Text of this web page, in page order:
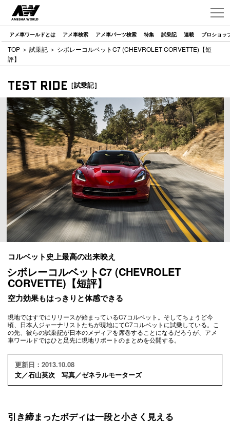
アメ車ワールドとは アメ車検索 アメ車パーツ検索 特集 試乗記 連載 プロショッ
TOP ＞ 試乗記 ＞ シボレーコルベットC7 (CHEVROLET CORVETTE)【短
評】
TEST RIDE ［試乗記］
コルベット史上最高の出来映え
シボレーコルベットC7 (CHEVROLET
CORVETTE)【短評】
空力効果もはっきりと体感できる
現地ではすでにリリースが始まっているC7コルベット。そしてちょうど今
頃、日本人ジャーナリストたちが現地にてC7コルベットに試乗している。こ
の先、彼らの試乗記が日本のメディアを席巻することになるだろうが、アメ
車ワールドではひと足先に現地リポートのまとめを公開する。
更新日：2013.10.08
文／石山英次 写真／ゼネラルモーターズ
引き締まったボディは一段と小さく見える